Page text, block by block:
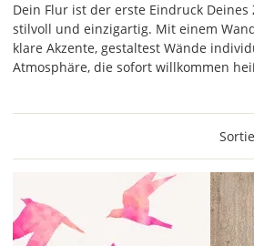
Dein Flur ist der erste Eindruck Deines
stilvoll und einzigartig. Mit einem
klare Akzente, gestaltest Wände
Atmosphäre, die sofort willkommen